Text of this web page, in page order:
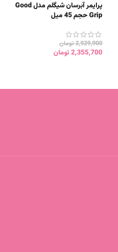
پرایمر آبرسان شیگلم مدل Good
Grip حجم 45 میل
2,929,900تومان
2,355,700تومان